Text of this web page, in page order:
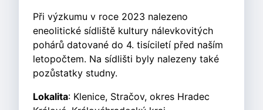
Při výzkumu v roce 2023 nalezeno
eneolitické sídliště kultury nálevkovitých
pohárů datované do 4. tisíciletí před naším
letopočtem. Na sídlišti byly nalezeny také
pozůstatky studny.
Lokalita: Klenice, Stračov, okres Hradec